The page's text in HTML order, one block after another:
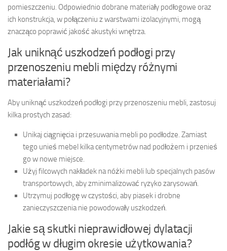
pomieszczeniu. Odpowiednio dobrane materiały podłogowe oraz
ich konstrukcja, w połączeniu z warstwami izolacyjnymi, mogą
znacząco poprawić jakość akustyki wnętrza.
Jak uniknąć uszkodzeń podłogi przy
przenoszeniu mebli między różnymi
materiałami?
Aby uniknąć uszkodzeń podłogi przy przenoszeniu mebli, zastosuj
kilka prostych zasad:
Unikaj ciągnięcia i przesuwania mebli po podłodze. Zamiast
tego unieś mebel kilka centymetrów nad podłożem i przenieś
go w nowe miejsce.
Użyj filcowych nakładek na nóżki mebli lub specjalnych pasów
transportowych, aby zminimalizować ryzyko zarysowań.
Utrzymuj podłogę w czystości, aby piasek i drobne
zanieczyszczenia nie powodowały uszkodzeń.
Jakie są skutki nieprawidłowej dylatacji
podłóg w długim okresie użytkowania?